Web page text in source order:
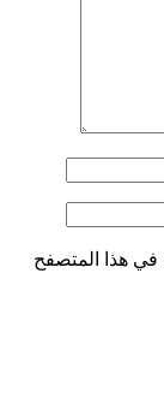
في هذا المتصفح